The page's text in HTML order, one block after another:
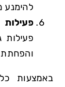
להימנע
פעילות
פעילות
באמצעות